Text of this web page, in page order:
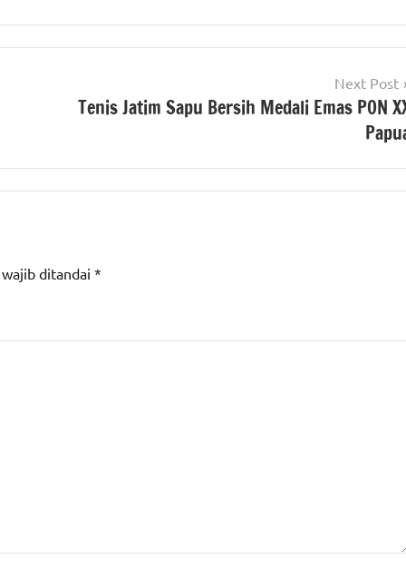
Next Post
Tenis Jatim Sapu Bersih Medali Emas PON
ditandai *